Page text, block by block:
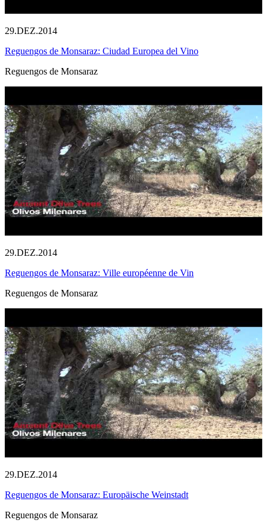
29.DEZ.2014
Reguengos de Monsaraz: Ciudad Europea del Vino
Reguengos de Monsaraz
29.DEZ.2014
Reguengos de Monsaraz: Ville européenne de Vin
Reguengos de Monsaraz
29.DEZ.2014
Reguengos de Monsaraz: Europäische Weinstadt
Reguengos de Monsaraz